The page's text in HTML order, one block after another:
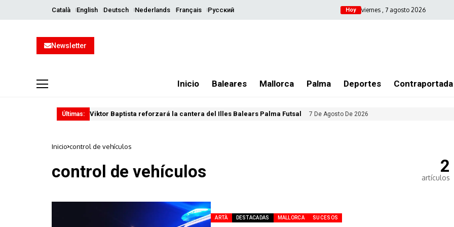
Català English Deutsch Nederlands Français Русский Hoy viernes , 7 agosto 2026
Newsletter
Inicio Baleares Mallorca Palma Deportes Contraportada
Últimas: Viktor Baptista reforzará la cantera del Illes Balears Palma Futsal 7 De Agosto De 2026
Inicio control de vehículos
control de vehículos 2
artículos
ARTÀ DESTACADAS MALLORCA SUCESOS